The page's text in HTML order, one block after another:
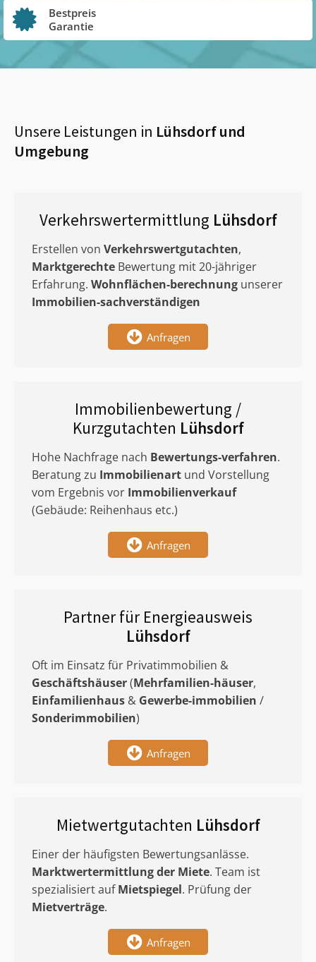
Bestpreis
Garantie
Unsere Leistungen in Lühsdorfund
Umgebung
Verkehrswertermittlung Lühsdorf
Erstellen von Verkehrswertgutachten,
Marktgerechte Bewertung mit 20-jähriger
Erfahrung. Wohnflächen-berechnung unserer
Immobilien-sachverständigen
Anfragen
Immobilienbewertung /
Kurzgutachten Lühsdorf
Hohe Nachfrage nach Bewertungs-verfahren.
Beratung zu Immobilienart und Vorstellung
vom Ergebnis vor Immobilienverkauf
(Gebäude: Reihenhaus etc.)
Anfragen
Partner für Energieausweis
Lühsdorf
Oft im Einsatz für Privatimmobilien &
Geschäftshäuser(Mehrfamilien-häuser,
Einfamilienhaus & Gewerbe-immobilien /
Sonderimmobilien)
Anfragen
Mietwertgutachten Lühsdorf
Einer der häufigsten Bewertungsanlässe.
Marktwertermittlungder Miete. Team ist
spezialisiert aufMietspiegel. Prüfung der
Mietverträge.
Anfragen